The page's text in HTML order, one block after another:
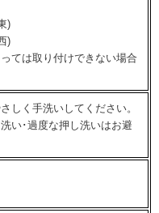
)
)
ては取り付けできない場合
しく手洗いしてください。
い･過度な押し洗いはお避